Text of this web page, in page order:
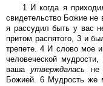
1 И когда я
свидетельство Божие не
я рассудил быть у вас
притом распятого, 3 и
трепете. 4 И слово мое
человеческой
ваша утверждалась не
Божией. 6 Мудрость же